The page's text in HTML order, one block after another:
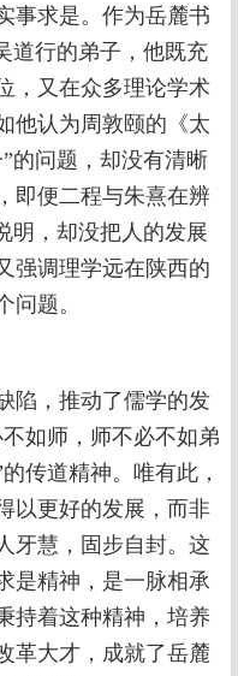
事求是。作为岳麓书
道行的弟子，他既充
，又在众多理论学术
他认为周敦颐的《太
的问题，却没有清晰
即便二程与朱熹在辨
明，却没把人的发展
强调理学远在陕西的
问题。
陷，推动了儒学的发
如师，师不必不如弟
传道精神。唯有此，
以更好的发展，而非
牙慧，固步自封。这
是精神，是一脉相承
持着这种精神，培养
革大才，成就了岳麓